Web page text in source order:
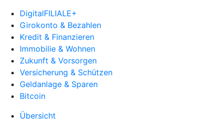
DigitalFILIALE+
Girokonto & Bezahlen
Kredit & Finanzieren
Immobilie & Wohnen
Zukunft & Vorsorgen
Versicherung & Schützen
Geldanlage & Sparen
Bitcoin
Übersicht